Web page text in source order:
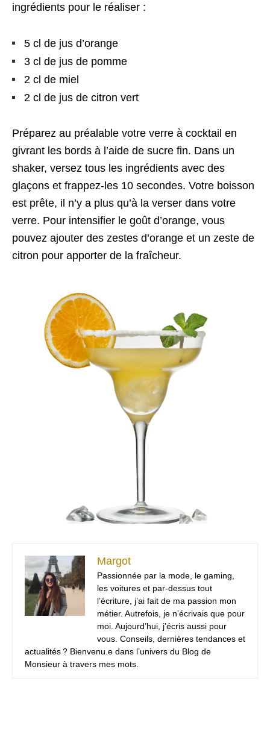
ingrédients pour le réaliser :
5 cl de jus d’orange
3 cl de jus de pomme
2 cl de miel
2 cl de jus de citron vert
Préparez au préalable votre verre à cocktail en
givrant les bords à l’aide de sucre fin. Dans un
shaker, versez tous les ingrédients avec des
glaçons et frappez-les 10 secondes. Votre boisson
est prête, il n’y a plus qu’à la verser dans votre
verre. Pour intensifier le goût d’orange, vous
pouvez ajouter des zestes d’orange et un zeste de
citron pour apporter de la fraîcheur.
Margot
Passionnée par la mode, le gaming,
les voitures et par-dessus tout
l’écriture, j’ai fait de ma passion mon
métier. Autrefois, je n’écrivais que pour
moi. Aujourd’hui, j’écris aussi pour
vous. Conseils, dernières tendances et
actualités ? Bienvenu.e dans l’univers du Blog de
Monsieur à travers mes mots.